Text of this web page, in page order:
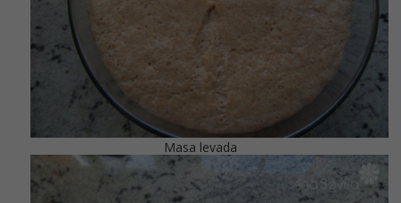
Masa levada